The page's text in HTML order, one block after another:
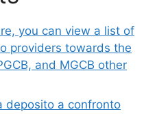
you can view a list of
providers towards the
and MGCB other
deposito a confronto